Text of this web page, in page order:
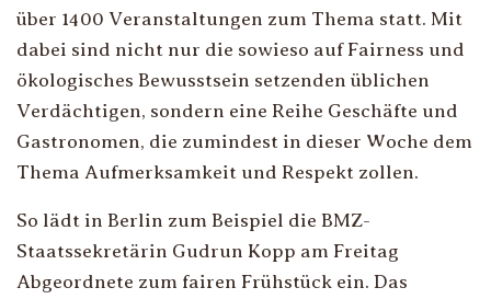
über 1400 Veranstaltungen zum Thema statt. Mit
dabei sind nicht nur die sowieso auf Fairness und
ökologisches Bewusstsein setzenden üblichen
Verdächtigen, sondern eine Reihe Geschäfte und
Gastronomen, die zumindest in dieser Woche dem
Thema Aufmerksamkeit und Respekt zollen.
So lädt in Berlin zum Beispiel die BMZ-
Staatssekretärin Gudrun Kopp am Freitag
Abgeordnete zum fairen Frühstück ein. Das